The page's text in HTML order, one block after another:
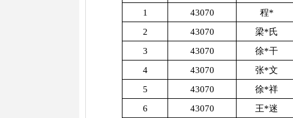
1
43070 程*
2
43070 梁*氏
3
43070 徐*干
4
43070 张*文
5
43070 徐*祥
6
43070 王*迷